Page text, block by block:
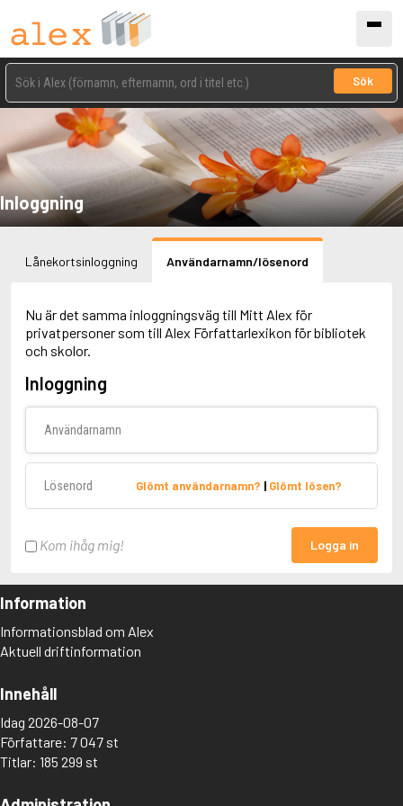
Sök
Inloggning
Lånekortsinloggning Användarnamn/lösenord
Nu är det samma inloggningsväg till Mitt Alex för
privatpersoner som till Alex Författarlexikon för bibliotek
och skolor.
Inloggning
Glömt användarnamn? | Glömt lösen?
Kom ihåg mig! Logga in
Information
Informationsblad om Alex
Aktuell driftinformation
Innehåll
Idag 2026-08-07
Författare: 7 047 st
Titlar: 185 299 st